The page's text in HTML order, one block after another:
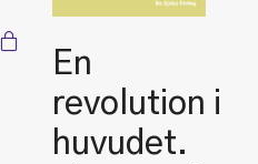
En
revolution i
huvudet.